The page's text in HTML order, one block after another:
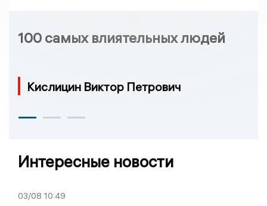
100 самых влиятельных людей
Кислицин Виктор Петрович
Интересные новости
03/08 10:49